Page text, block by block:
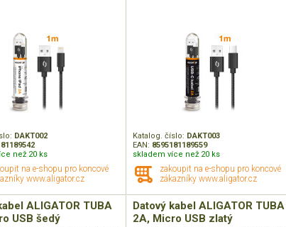
DAKT002
než 20 ks
na e-shopu pro koncové
www.aligator.cz
Katalog. číslo: DAKT003
EAN: 8595181189559
skladem více než 20 ks
zakoupit na e-shopu pro koncové
zákazníky www.aligator.cz
ALIGATOR TUBA
USB šedý
Datový kabel ALIGATOR TUBA
2A, Micro USB zlatý